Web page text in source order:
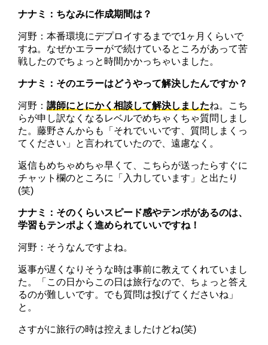
ナナミ：ちなみに作成期間は？
河野：本番環境にデプロイするまでで1ヶ月くらいで
すね。なぜかエラーがで続けているところがあって苦
戦したのでちょっと時間かかっちゃいました。
ナナミ：そのエラーはどうやって解決したんですか？
河野：講師にとにかく相談して解決しましたね。こち
らが申し訳なくなるレベルでめちゃくちゃ質問しまし
た。藤野さんからも「それでいいです、質問しまくっ
てください」と言われていたので、遠慮なく。
返信もめちゃめちゃ早くて、こちらが送ったらすぐに
チャット欄のところに「入力しています」と出たり
(笑)
ナナミ：そのくらいスピード感やテンポがあるのは、
学習もテンポよく進められていいですね！
河野：そうなんですよね。
返事が遅くなりそうな時は事前に教えてくれていまし
た。「この日からこの日は旅行なので、ちょっと答え
るのが難しいです。でも質問は投げてくださいね」
と。
さすがに旅行の時は控えましたけどね(笑)